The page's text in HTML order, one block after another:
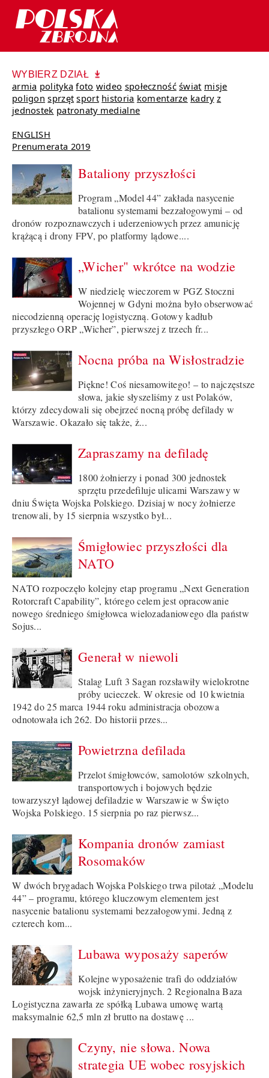
WYBIERZ DZIAŁ
armia polityka foto wideo społeczność świat misje
poligon sprzęt sport historia komentarze kadry z
jednostek patronaty medialne
ENGLISH
Prenumerata 2019
Bataliony przyszłości
Program „Model 44” zakłada nasycenie
batalionu systemami bezzałogowymi – od
dronów rozpoznawczych i uderzeniowych przez amunicję
krążącą i drony FPV, po platformy lądowe....
„Wicher" wkrótce na wodzie
W niedzielę wieczorem w PGZ Stoczni
Wojennej w Gdyni można było obserwować
niecodzienną operację logistyczną. Gotowy kadłub
przyszłego ORP „Wicher”, pierwszej z trzech fr...
Nocna próba na Wisłostradzie
Piękne! Coś niesamowitego! – to najczęstsze
słowa, jakie słyszeliśmy z ust Polaków,
którzy zdecydowali się obejrzeć nocną próbę defilady w
Warszawie. Okazało się także, ż...
Zapraszamy na defiladę
1800 żołnierzy i ponad 300 jednostek
sprzętu przedefiluje ulicami Warszawy w
dniu Święta Wojska Polskiego. Dzisiaj w nocy żołnierze
trenowali, by 15 sierpnia wszystko był...
Śmigłowiec przyszłości dla
NATO
NATO rozpoczęło kolejny etap programu „Next Generation
Rotorcraft Capability”, którego celem jest opracowanie
nowego średniego śmigłowca wielozadaniowego dla państw
Sojus...
Generał w niewoli
Stalag Luft 3 Sagan rozsławiły wielokrotne
próby ucieczek. W okresie od 10 kwietnia
1942 do 25 marca 1944 roku administracja obozowa
odnotowała ich 262. Do historii przes...
Powietrzna defilada
Przelot śmigłowców, samolotów szkolnych,
transportowych i bojowych będzie
towarzyszył lądowej defiladzie w Warszawie w Święto
Wojska Polskiego. 15 sierpnia po raz pierwsz...
Kompania dronów zamiast
Rosomaków
W dwóch brygadach Wojska Polskiego trwa pilotaż „Modelu
44” – programu, którego kluczowym elementem jest
nasycenie batalionu systemami bezzałogowymi. Jedną z
czterech kom...
Lubawa wyposaży saperów
Kolejne wyposażenie trafi do oddziałów
wojsk inżynieryjnych. 2 Regionalna Baza
Logistyczna zawarła ze spółką Lubawa umowę wartą
maksymalnie 62,5 mln zł brutto na dostawę ...
Czyny, nie słowa. Nowa
strategia UE wobec rosyjskich